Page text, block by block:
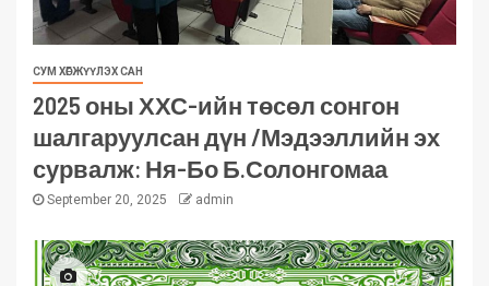
СУМ ХӨГЖҮҮЛЭХ САН
2025 оны ХХС-ийн төсөл сонгон
шалгаруулсан дүн /Мэдээллийн эх
сурвалж: Ня-Бо Б.Солонгомаа
September 20, 2025 admin